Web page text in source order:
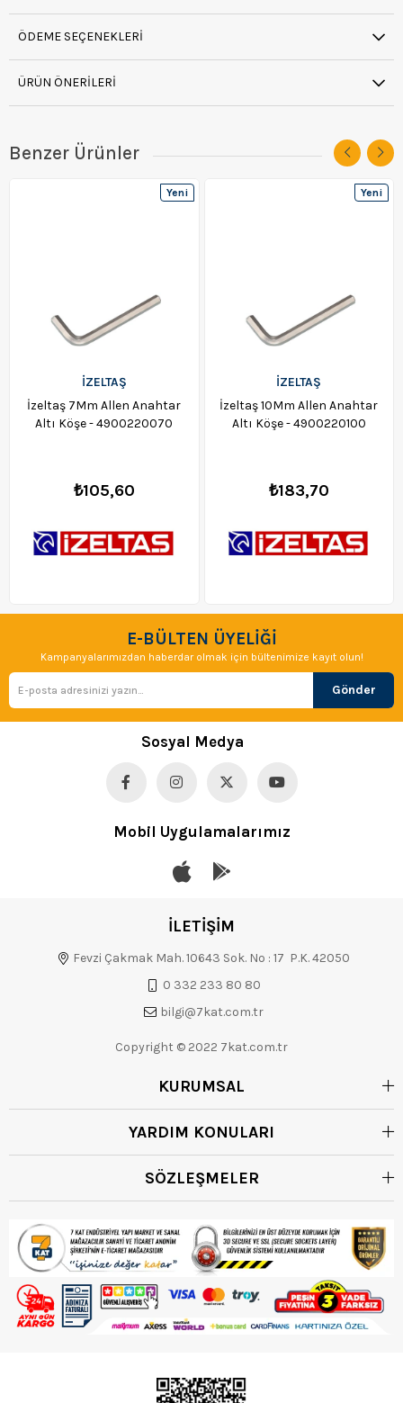
ÖDEME SEÇENEKLERI
ÜRÜN ÖNERILERI
Benzer Ürünler
İZELTAŞ
İzeltaş 7Mm Allen Anahtar
Altı Köşe - 4900220070
₺105,60
Yeni
İZELTAŞ
İzeltaş 10Mm Allen Anahtar
Altı Köşe - 4900220100
₺183,70
Yeni
E-BÜLTEN ÜYELİĞİ
Kampanyalarımızdan haberdar olmak için bültenimize kayıt olun!
Gönder
Sosyal Medya
Mobil Uygulamalarımız
İLETİŞİM
Fevzi Çakmak Mah. 10643 Sok. No : 17 P.K. 42050
0 332 233 80 80
bilgi@7kat.com.tr
Copyright © 2022 7kat.com.tr
KURUMSAL
YARDIM KONULARI
SÖZLEŞMELER